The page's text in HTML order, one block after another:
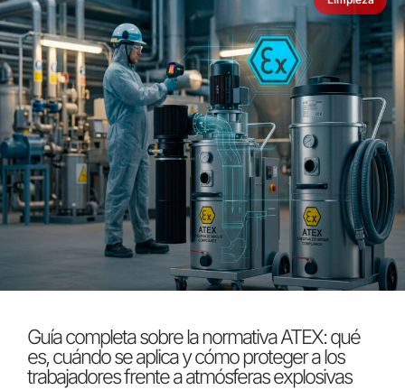
Guía completa sobre la normativa ATEX: qué
es, cuándo se aplica y cómo proteger a los
trabajadores frente a atmósferas explosivas